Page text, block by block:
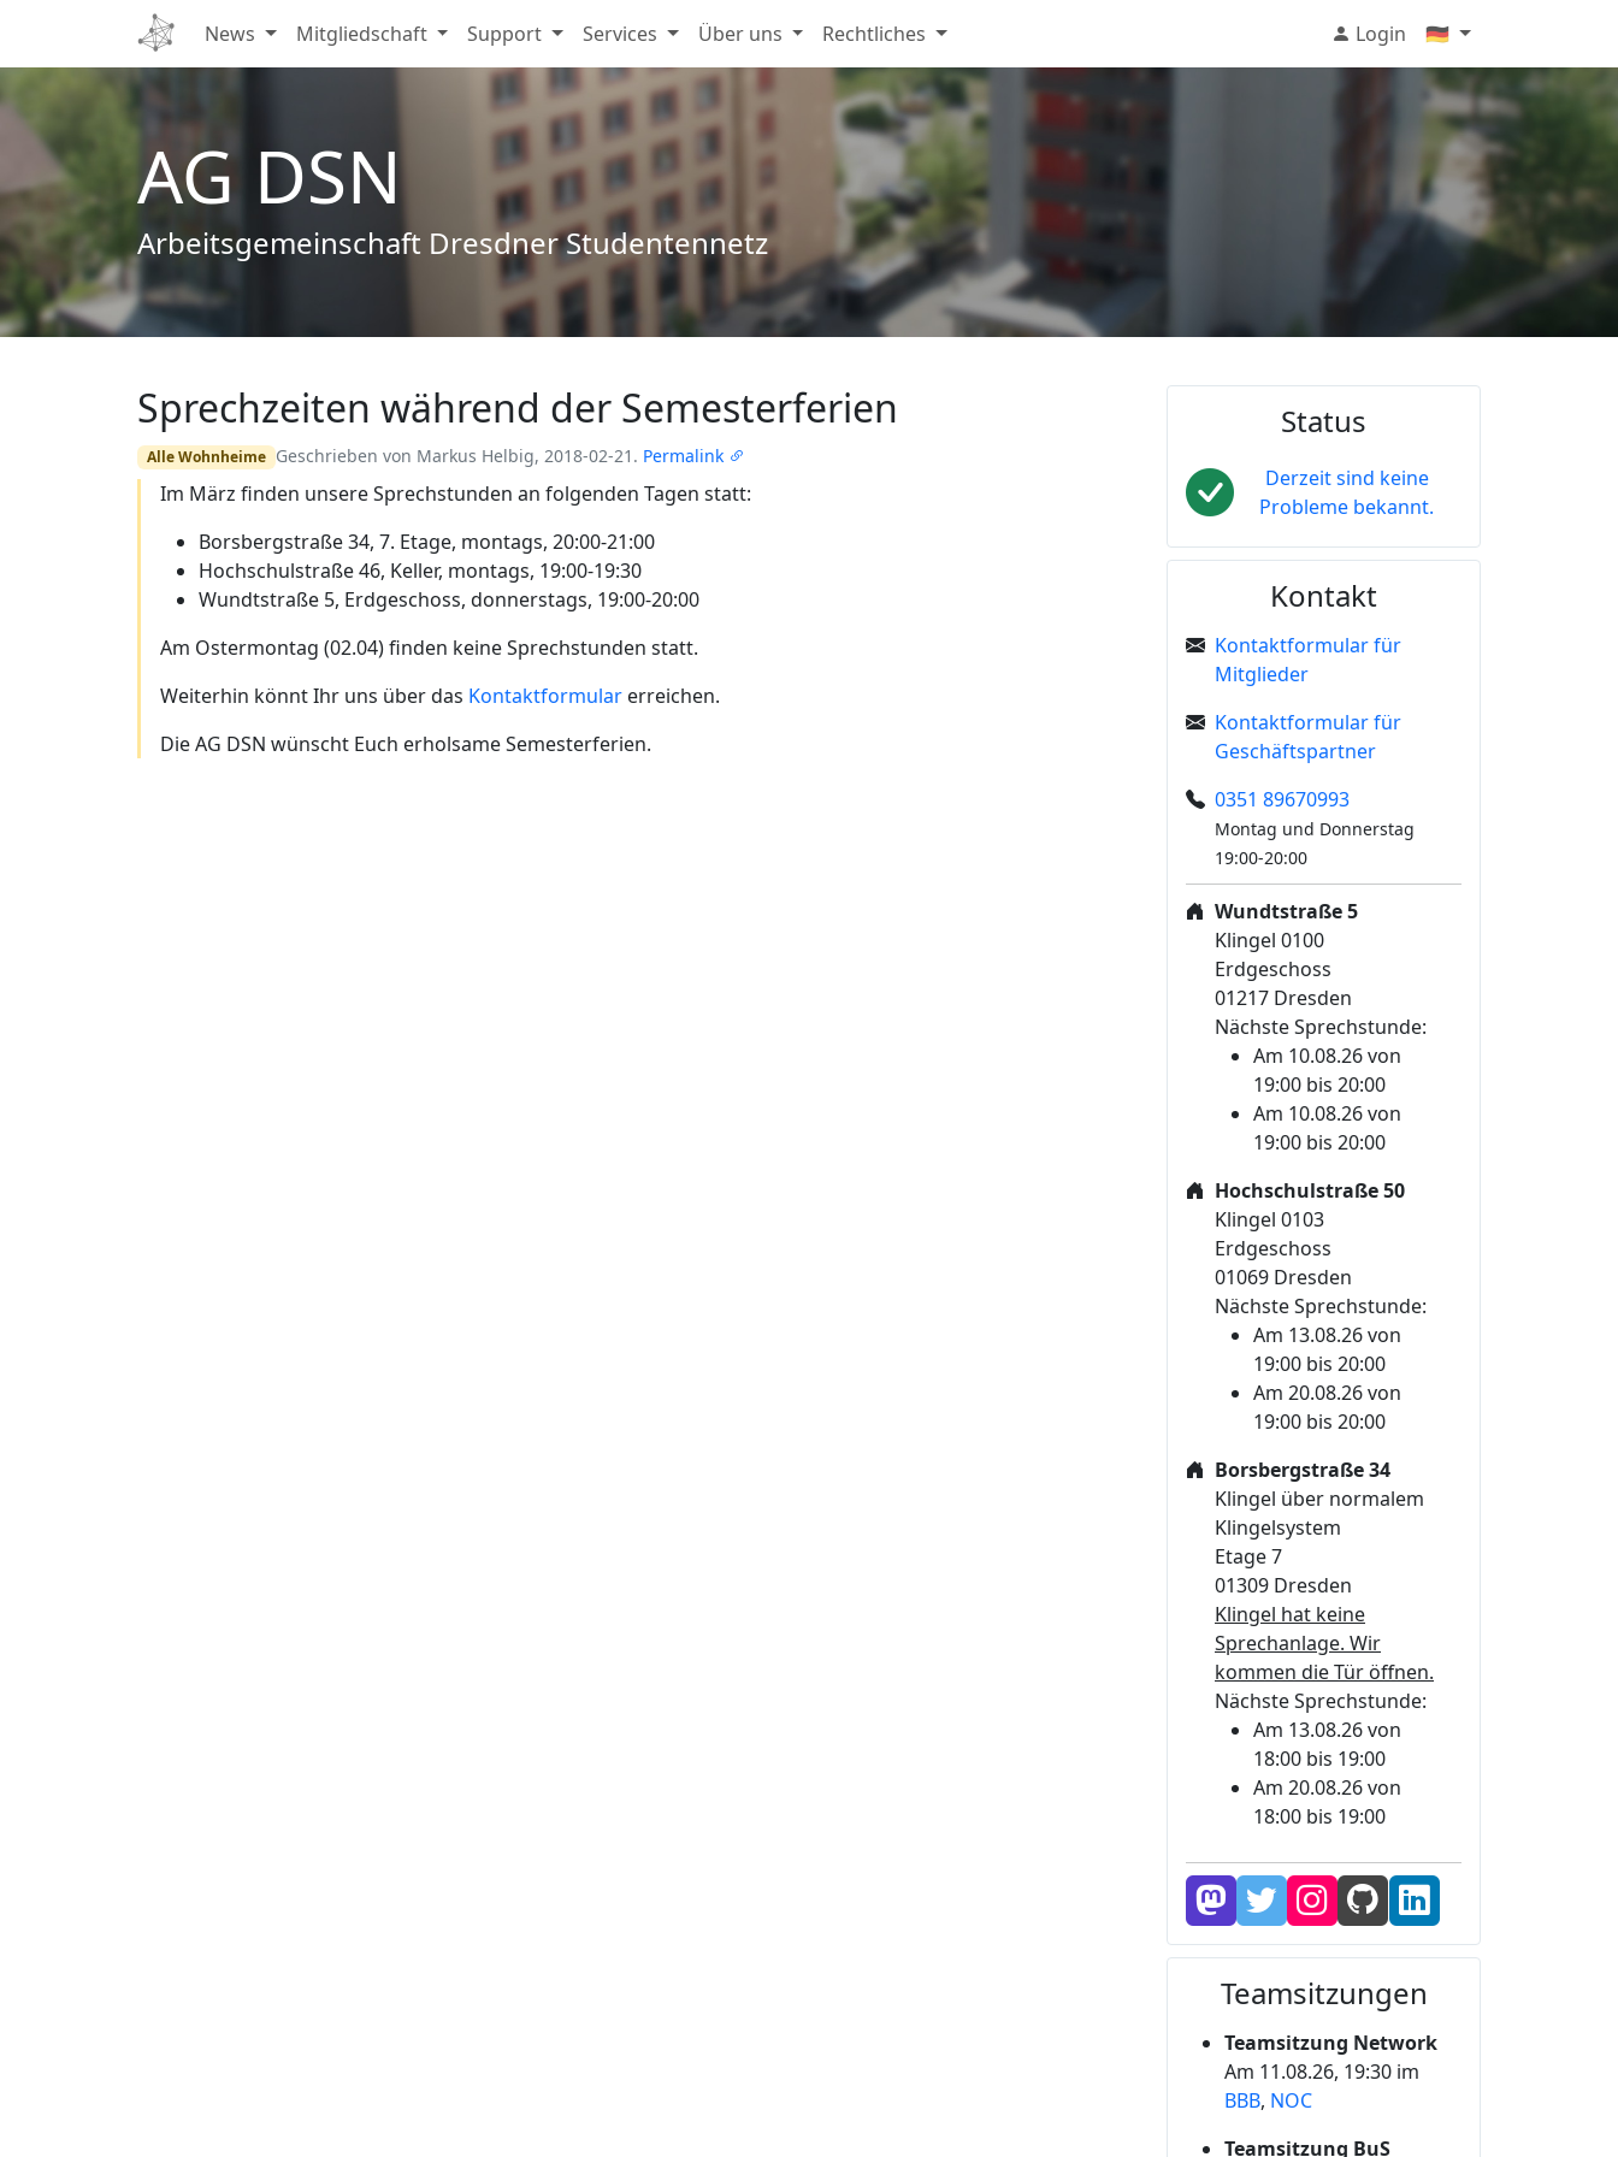
News Mitgliedschaft Support Services Über uns Rechtliches Login 🇩🇪
AG DSN
Arbeitsgemeinschaft Dresdner Studentennetz
Edit
Sprechzeiten während der Semesterferien
Alle Wohnheime Geschrieben von Markus Helbig, 2018-02-21. Permalink
Im März finden unsere Sprechstunden an folgenden Tagen statt:
Borsbergstraße 34, 7. Etage, montags, 20:00-21:00
Hochschulstraße 46, Keller, montags, 19:00-19:30
Wundtstraße 5, Erdgeschoss, donnerstags, 19:00-20:00
Am Ostermontag (02.04) finden keine Sprechstunden statt.
Weiterhin könnt Ihr uns über das Kontaktformular erreichen.
Die AG DSN wünscht Euch erholsame Semesterferien.
Status
Derzeit sind keine
Probleme bekannt.
Kontakt
Kontaktformular für
Mitglieder
Kontaktformular für
Geschäftspartner
0351 89670993
Montag und Donnerstag
19:00-20:00
Wundtstraße 5
Klingel 0100
Erdgeschoss
01217 Dresden
Nächste Sprechstunde:
Am 10.08.26 von
19:00 bis 20:00
Am 10.08.26 von
19:00 bis 20:00
Hochschulstraße 50
Klingel 0103
Erdgeschoss
01069 Dresden
Nächste Sprechstunde:
Am 13.08.26 von
19:00 bis 20:00
Am 20.08.26 von
19:00 bis 20:00
Borsbergstraße 34
Klingel über normalem
Klingelsystem
Etage 7
01309 Dresden
Klingel hat keine
Sprechanlage. Wir
kommen die Tür öffnen.
Nächste Sprechstunde:
Am 13.08.26 von
18:00 bis 19:00
Am 20.08.26 von
18:00 bis 19:00
Teamsitzungen
Teamsitzung Network
Am 11.08.26, 19:30 im
BBB, NOC
Teamsitzung BuS